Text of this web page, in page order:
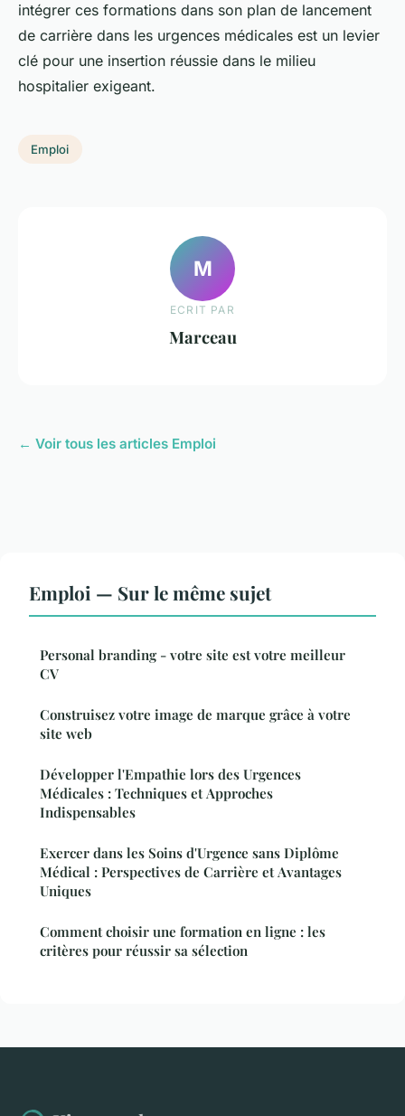
intégrer ces formations dans son plan de lancement
de carrière dans les urgences médicales est un levier
clé pour une insertion réussie dans le milieu
hospitalier exigeant.
Emploi
M
ECRIT PAR
Marceau
← Voir tous les articles Emploi
Emploi — Sur le même sujet
Personal branding - votre site est votre meilleur
CV
Construisez votre image de marque grâce à votre
site web
Développer l'Empathie lors des Urgences
Médicales : Techniques et Approches
Indispensables
Exercer dans les Soins d'Urgence sans Diplôme
Médical : Perspectives de Carrière et Avantages
Uniques
Comment choisir une formation en ligne : les
critères pour réussir sa sélection